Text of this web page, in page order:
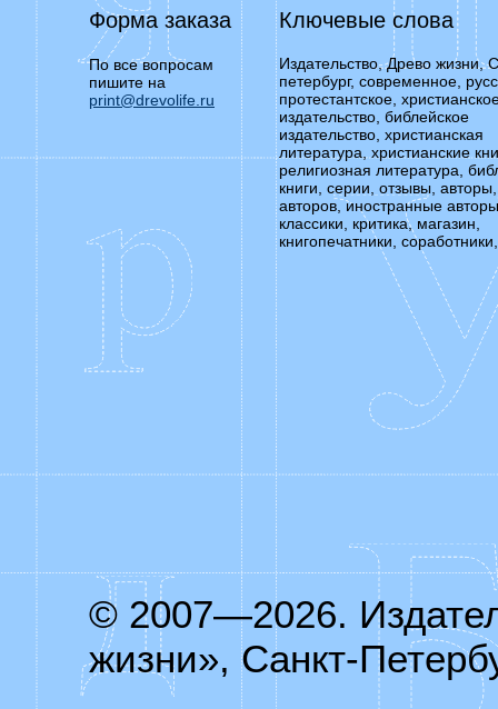
Форма заказа
По все вопросам
пишите на
print@drevolife.ru
Ключевые слова
Издательство, Древо жизни,
петербург, современное,
протестантское,
издательство, библейское
издательство, христианская
литература, христианские
религиозная литература,
книги, серии, отзывы,
авторов, иностранные
классики, критика, магазин,
книгопечатники,
© 2007—2026.
жизни», Санкт-